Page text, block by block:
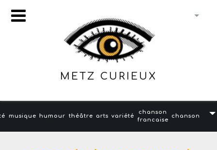
METZ CURIEUX
musique humour théâtre arts variété
chanson
francaise
chanson